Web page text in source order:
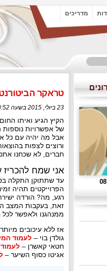
מדריכים
טראקר
23 ביולי, 2015 בשעה 20:52
הקיץ הגיע ואיתו
של אפשרויות
אבל מה יהיה עם כל
ורוצים לצפות
חברים, לא שכחנו
אני שמח
עד שתתוקן התקלה
הפרוייקטים תהיה
רגע, מה? הורדה
זאת, בעקבות המצב
ממנהגנו ולאפשר לכל
אז ללא עיכובים
גולדן בוי – לעמוד
חטאי קאשרן –
אגיטו כסוף השיער –
דמעת הארנבת 08